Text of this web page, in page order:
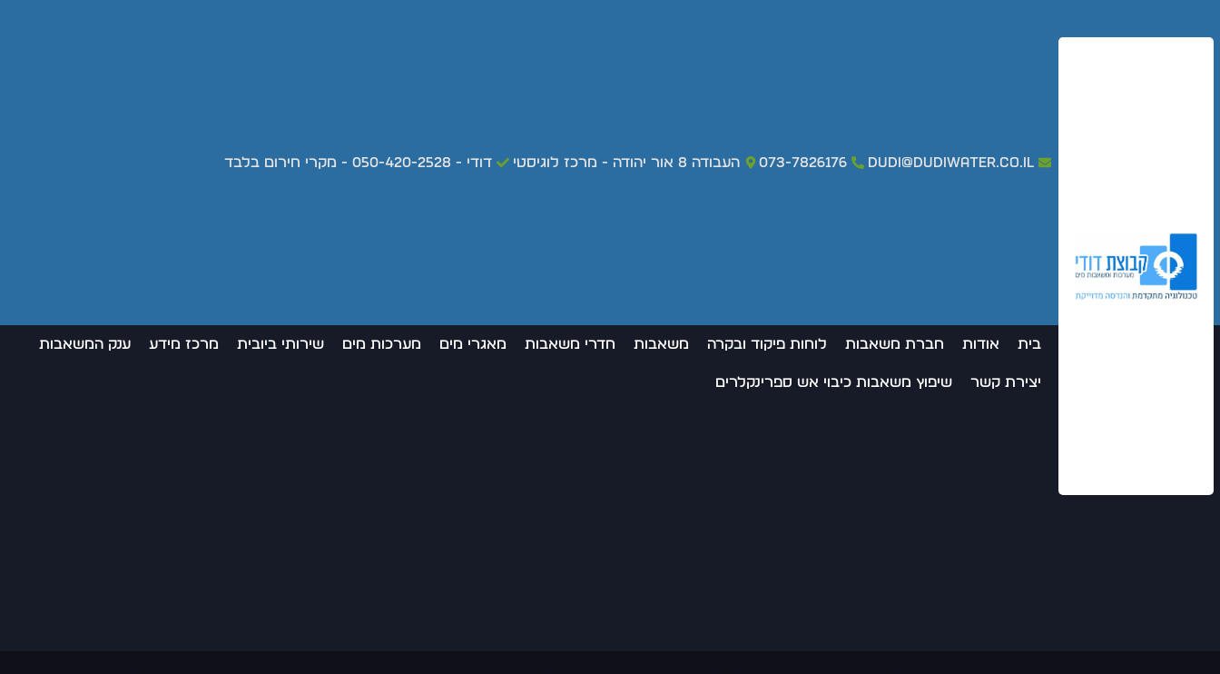
dudi@dudiwater.co.il
073-7826176 העבודה 8 אור יהודה - מרכז לוגיסטי דודי - 050-420-2528 - מקרי חירום בלבד
בית אודות חברת משאבות לוחות פיקוד ובקרה משאבות חדרי משאבות מאגרי מים מערכות מים שירותי ביובית מרכז מידע ענק המשאבות
יצירת קשר שיפוץ משאבות כיבוי אש ספרינקלרים